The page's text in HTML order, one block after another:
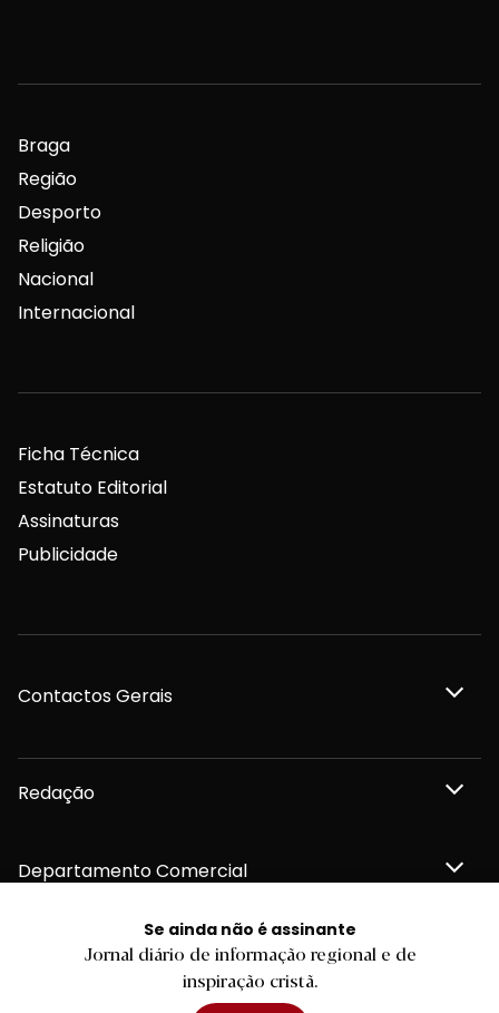
Se ainda não é assinante
Jornal diário de informação regional e de
inspiração cristã.
Braga
Região
Desporto
Religião
Nacional
Internacional
Ficha Técnica
Estatuto Editorial
Assinaturas
Publicidade
Contactos Gerais
Redação
Departamento Comercial
Publicidade